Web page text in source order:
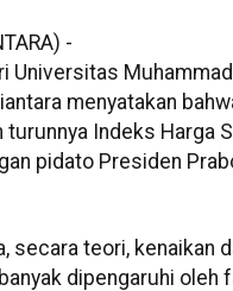
-
Universitas
menyatakan
turunnya Indeks Harga
pidato Presiden
secara teori, kenaikan
dipengaruhi oleh